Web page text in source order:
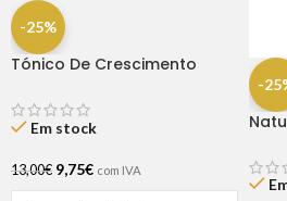
-25%
Tónico De Crescimento
Em stock
13,00€ 9,75€ com IVA
-